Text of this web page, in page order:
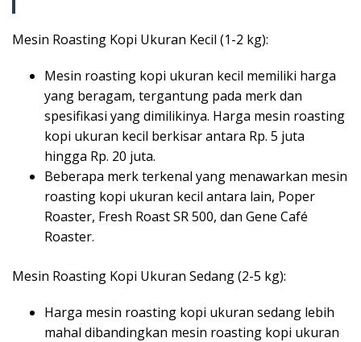
Mesin Roasting Kopi Ukuran Kecil (1-2 kg):
Mesin roasting kopi ukuran kecil memiliki harga
yang beragam, tergantung pada merk dan
spesifikasi yang dimilikinya. Harga mesin roasting
kopi ukuran kecil berkisar antara Rp. 5 juta
hingga Rp. 20 juta.
Beberapa merk terkenal yang menawarkan mesin
roasting kopi ukuran kecil antara lain, Poper
Roaster, Fresh Roast SR 500, dan Gene Café
Roaster.
Mesin Roasting Kopi Ukuran Sedang (2-5 kg):
Harga mesin roasting kopi ukuran sedang lebih
mahal dibandingkan mesin roasting kopi ukuran